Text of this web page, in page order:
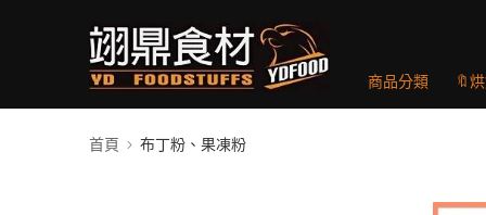
商品分類 🔖
首頁 布丁粉、果凍粉